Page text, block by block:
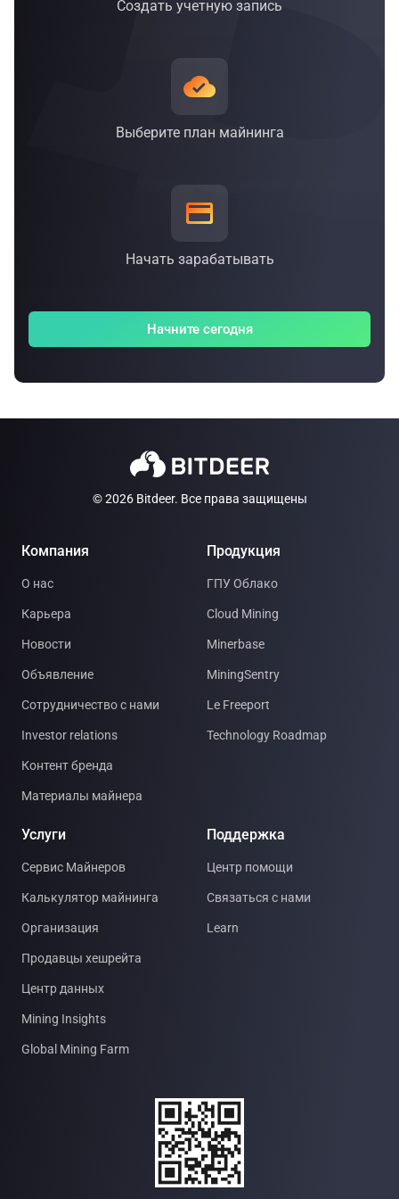
30 сентября 2021 г.Создать учетную запись
Выберите план майнинга
Начать зарабатывать
Начните сегодня
© 2026 Bitdeer. Все права защищены
Компания
О нас
Карьера
Новости
Объявление
Сотрудничество с нами
Investor relations
Контент бренда
Материалы майнера
Продукция
ГПУ Облако
Cloud Mining
Minerbase
MiningSentry
Le Freeport
Technology Roadmap
Услуги
Сервис Майнеров
Калькулятор майнинга
Организация
Продавцы хешрейта
Центр данных
Mining Insights
Global Mining Farm
Поддержка
Центр помощи
Связаться с нами
Learn